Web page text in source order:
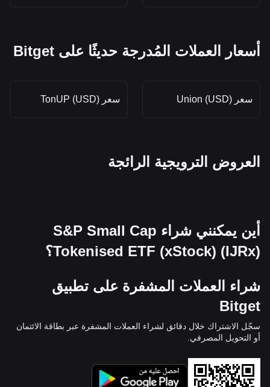
أسعار العملات المُدرجة حديثًا على Bitget
سعر Union (USD) سعر TonUP (USD)
العروض الترويجية الرائجة
أين يمكنني شراء S&P Small Cap
Tokenised ETF (xStock) (IJRx)؟
شراء العملات المشفرة على تطبيق
Bitget
سجّل الاشتراك خلال دقائق لشراء العملات المشفرة عبر بطاقة الائتمان
أو التحويل المصرفي.